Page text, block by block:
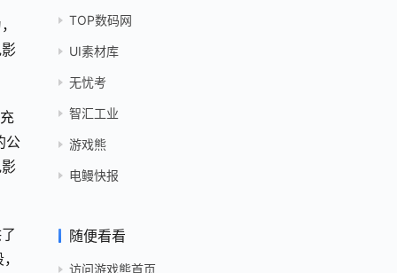
公
TOP数码网
UI素材库
无忧考
智汇工业
游戏熊
电鳗快报
随便看看
访问游戏熊首页